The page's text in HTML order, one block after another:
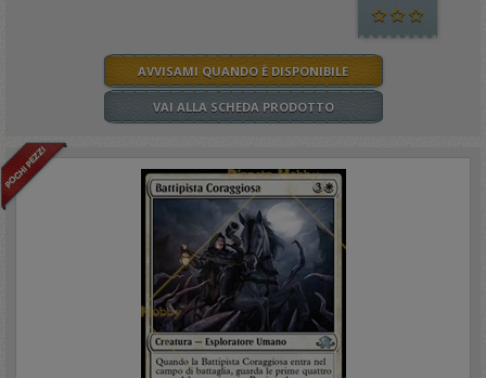
AVVISAMI QUANDO È DISPONIBILE
VAI ALLA SCHEDA PRODOTTO